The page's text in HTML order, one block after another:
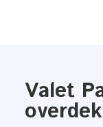
Valet